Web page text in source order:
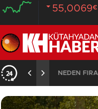
55,0069€
20:58 /